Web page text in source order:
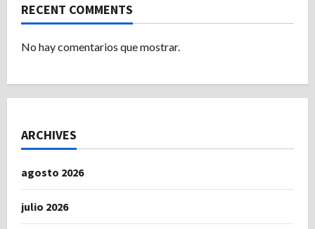
RECENT COMMENTS
No hay comentarios que mostrar.
ARCHIVES
agosto 2026
julio 2026